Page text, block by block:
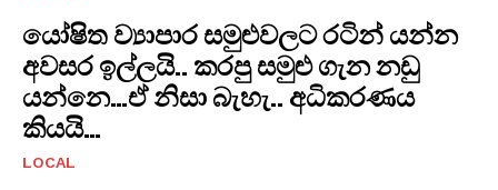
යෝෂිත ව්‍යාපාර සමුළුවලට රටින් යන්න
අවසර ඉල්ලයි.. කරපු සමුළු ගැන නඩු
යන්නෙ…ඒ නිසා බැහැ.. අධිකරණය
කියයි…
LOCAL